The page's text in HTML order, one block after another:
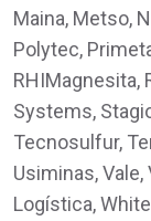
Maina, Metso,
Polytec,
RHIMagnesita,
Systems,
Tecnosulfur,
Usiminas,
Logística,